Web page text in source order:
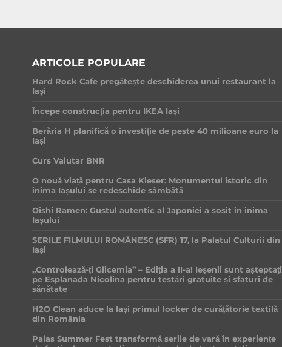
ARTICOLE POPULARE
Hard Rock Cafe pregătește deschiderea unui restaurant la
Iași
Începe construcția pentru IKEA Iași
Berăria H planifică o investiție de peste 40 milioane euro la
Iași
Curs Valutar BNR
O nouă viață pentru Casa Kieser: Monumentul istoric din
inima Iașului se redeschide sâmbătă
Oishi Ramen: Gustul autentic al Japoniei a sosit în inima
Iașului
SERILE FILMULUI ROMÂNESC (SFR) 17, la Palatul Culturii din
Iași
„Controlează-ți Glicemia” – Ediția a II-a! Ieșenii sunt așteptați
pe Esplanada Nicolina pentru testări gratuite și sfaturi de
sănătate
H2O Clean aduce la Iași primul locker de curățătorie textilă
din România
Palas Summer Fest transformă serile de vară în experiențe